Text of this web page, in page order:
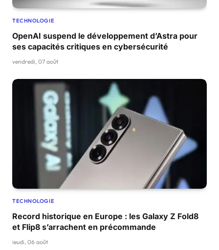
TECHNOLOGIE
OpenAI suspend le développement d’Astra pour
ses capacités critiques en cybersécurité
vendredi, 07 août
TECHNOLOGIE
Record historique en Europe : les Galaxy Z Fold8
et Flip8 s’arrachent en précommande
jeudi, 06 août